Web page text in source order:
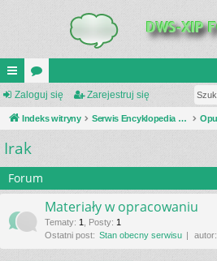
UI
C
K
_L
IN
K
or
a
Zaloguj się Zarejestruj się
Indeks witryny Serwis Encyklopedia Uzbrojenia
Irak
Forum
Materiały w opracowaniu
Tematy: 1 Posty: 1
Ostatni post: Stan obecny serwisu autor: